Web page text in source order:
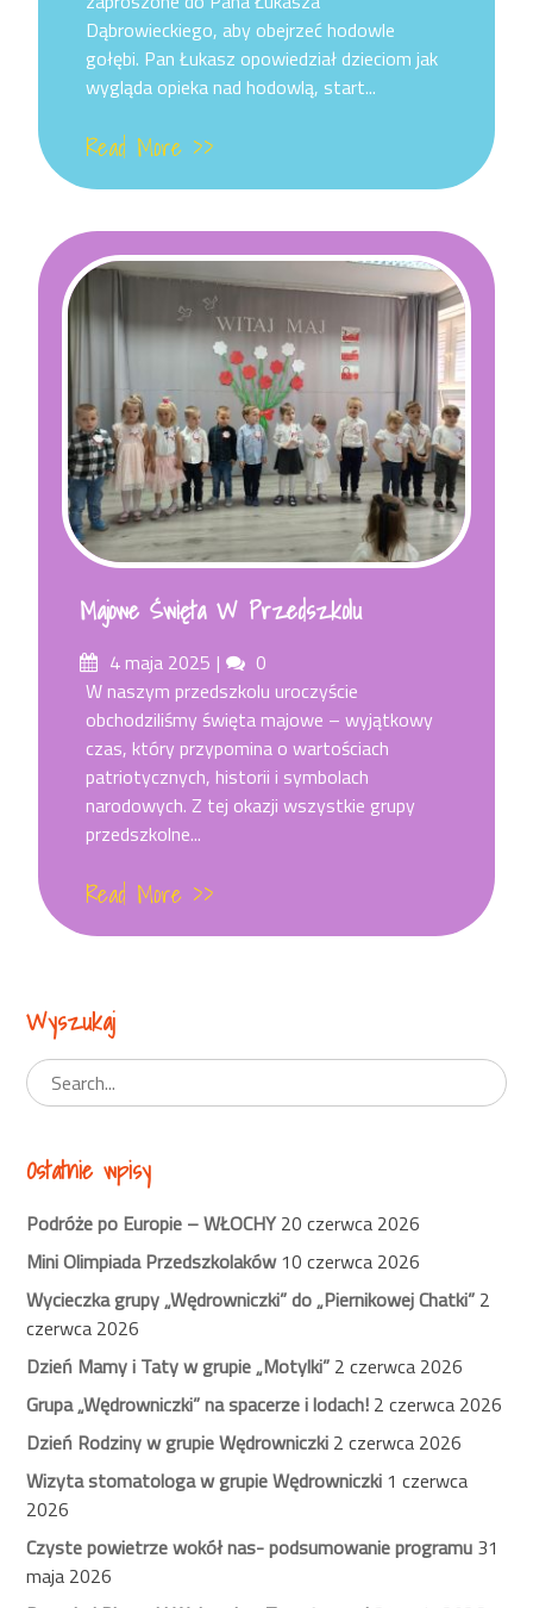
Dąbrowieckiego, aby obejrzeć hodowle
gołębi. Pan Łukasz opowiedział dzieciom jak
wygląda opieka nad hodowlą, start...
Read More >>
Majowe Święta W Przedszkolu
Posted
on
4 maja 2025 Comments
0
W naszym przedszkolu uroczyście
obchodziliśmy święta majowe – wyjątkowy
czas, który przypomina o wartościach
patriotycznych, historii i symbolach
narodowych. Z tej okazji wszystkie grupy
przedszkolne...
Read More >>
Wyszukaj
Ostatnie wpisy
Podróże po Europie – WŁOCHY20 czerwca 2026
Mini Olimpiada Przedszkolaków10 czerwca 2026
Wycieczka grupy „Wędrowniczki” do „Piernikowej Chatki” 2
czerwca 2026
Dzień Mamy i Taty w grupie „Motylki” 2 czerwca 2026
Grupa „Wędrowniczki” na spacerze i lodach! 2 czerwca 2026
Dzień Rodziny w grupie Wędrowniczki 2 czerwca 2026
Wizyta stomatologa w grupie Wędrowniczki 1 czerwca
2026
Czyste powietrze wokół nas- podsumowanie programu 31
maja 2026